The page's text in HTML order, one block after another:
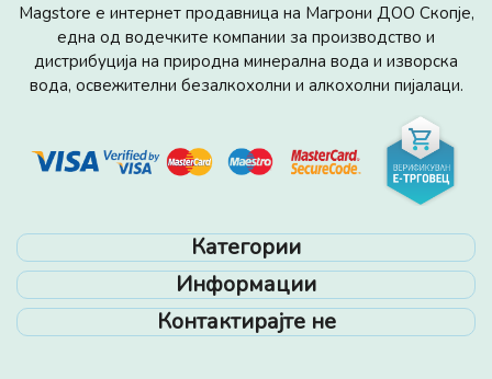
Мagstore е интернет продавница на Магрони ДОО Скопје,
една од водечките компании за производство и
дистрибуција на природна минерална вода и изворска
вода, освежителни безалкохолни и алкохолни пијалаци.
Категории
Информации
Контактирајте не